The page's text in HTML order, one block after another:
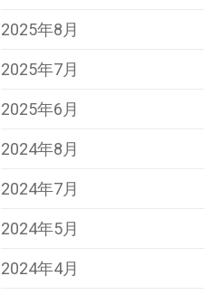
2025年8月
2025年7月
2025年6月
2024年8月
2024年7月
2024年5月
2024年4月